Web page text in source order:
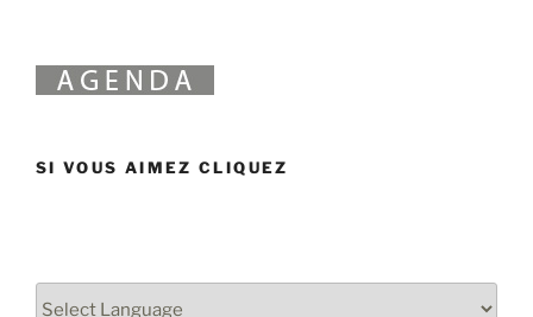
SI VOUS AIMEZ CLIQUEZ